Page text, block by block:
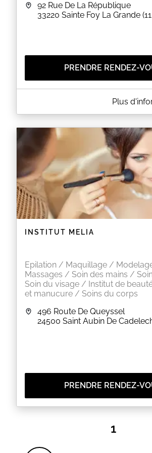
92 Rue De La République
33220 Sainte Foy La Grande
PRENDRE RENDEZ-
A PROPOS DE JNY'S HAIR STYLE
"Jny vous invite à découvrir son salon
Rendez-lui visite pour une
inoubliable et laissez-la prendre soin
Pour toute reservation un accompte
sera demandé en lien de paiement
votre rendez vous .
Si cet accompte n'est pas versé dans
suivant la prise de rendez vous
immediate .
EN SAVOIR PLUS
Plus
INSTITUT MELIA
Epilation / Maquillage /
Massages / Soin des mains /
Soin du visage / Institut de
et manucure / Soins du corps
496 Route De Queyssel
24500 Saint Aubin De
PRENDRE RENDEZ-
1